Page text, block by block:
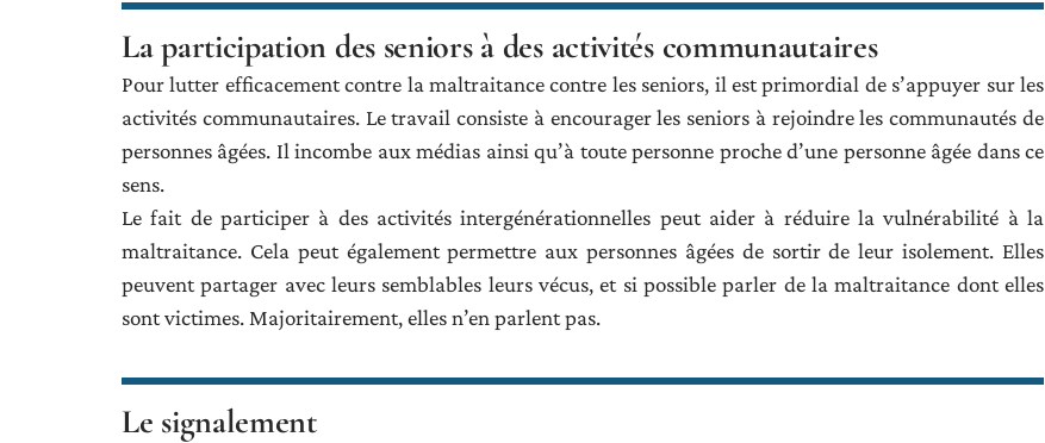
La participation des seniors à des activités communautaires
Pour lutter efficacement contre la maltraitance contre les seniors, il est primordial de s’appuyer sur les
activités communautaires. Le travail consiste à encourager les seniors à rejoindre les communautés de
personnes âgées. Il incombe aux médias ainsi qu’à toute personne proche d’une personne âgée dans ce
sens.
Le fait de participer à des activités intergénérationnelles peut aider à réduire la vulnérabilité à la
maltraitance. Cela peut également permettre aux personnes âgées de sortir de leur isolement. Elles
peuvent partager avec leurs semblables leurs vécus, et si possible parler de la maltraitance dont elles
sont victimes. Majoritairement, elles n’en parlent pas.
Le signalement